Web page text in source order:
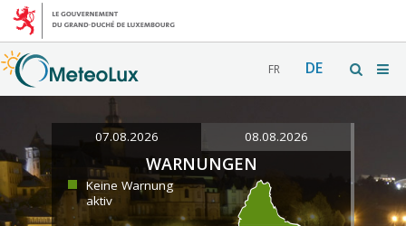
FR DE
07.08.2026 08.08.2026
WARNUNGEN
Keine Warnung
aktiv